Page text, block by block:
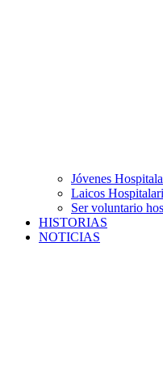
Jóvenes
Laicos
Ser voluntario
HISTORIAS
NOTICIAS